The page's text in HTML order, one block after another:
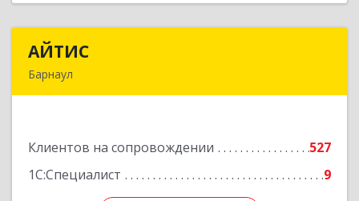
АЙТИС
Барнаул
Клиентов на сопровождении
527
1С:Специалист
9
Подробнее